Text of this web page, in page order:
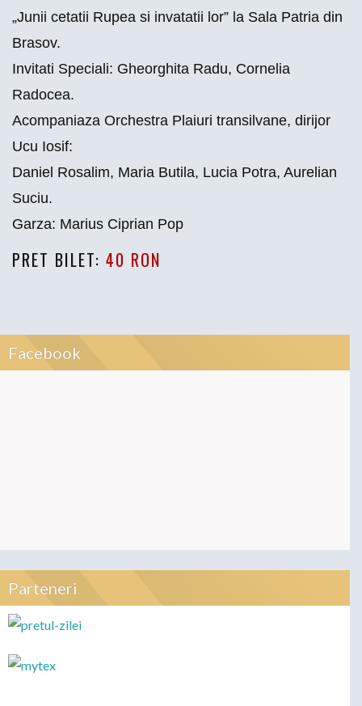
„Junii cetatii Rupea si invatatii lor” la Sala Patria din
Brasov.
Invitati Speciali: Gheorghita Radu, Cornelia
Radocea.
Acompaniaza Orchestra Plaiuri transilvane, dirijor
Ucu Iosif:
Daniel Rosalim, Maria Butila, Lucia Potra, Aurelian
Suciu.
Garza: Marius Ciprian Pop
PRET BILET: 40 RON
Facebook
Parteneri